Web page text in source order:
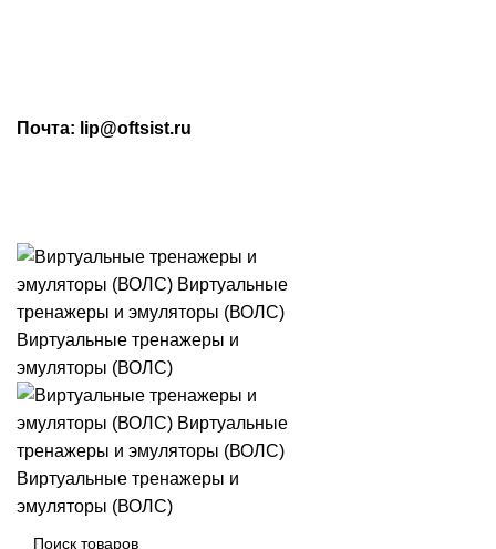
Почта: lip@oftsist.ru